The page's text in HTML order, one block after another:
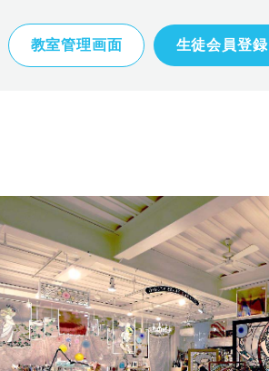
教室管理画面 生徒会員登録